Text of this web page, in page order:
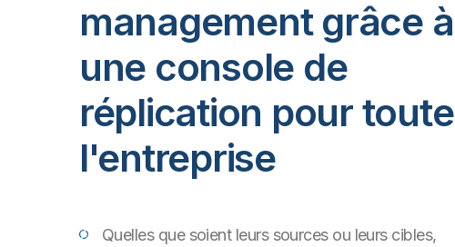
management grâce à
une console de
réplication pour toute
l'entreprise
Quelles que soient leurs sources ou leurs cibles,